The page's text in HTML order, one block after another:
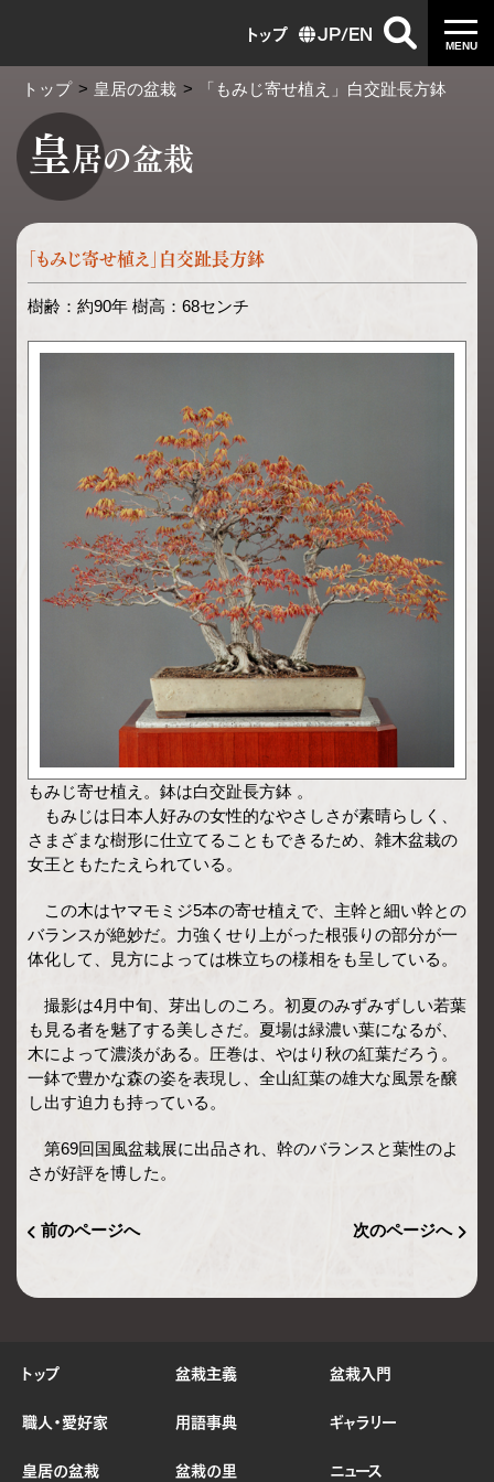
MENU
トップ JP/EN
トップ 皇居の盆栽 「もみじ寄せ植え」白交趾長方鉢
皇居の盆栽
「もみじ寄せ植え」白交趾長方鉢
樹齢：約90年 樹高：68センチ
もみじ寄せ植え。鉢は白交趾長方鉢 。
もみじは日本人好みの女性的なやさしさが素晴らしく、
さまざまな樹形に仕立てることもできるため、雑木盆栽の
女王ともたたえられている。
この木はヤマモミジ5本の寄せ植えで、主幹と細い幹との
バランスが絶妙だ。力強くせり上がった根張りの部分が一
体化して、見方によっては株立ちの様相をも呈している。
撮影は4月中旬、芽出しのころ。初夏のみずみずしい若葉
も見る者を魅了する美しさだ。夏場は緑濃い葉になるが、
木によって濃淡がある。圧巻は、やはり秋の紅葉だろう。
一鉢で豊かな森の姿を表現し、全山紅葉の雄大な風景を醸
し出す迫力も持っている。
第69回国風盆栽展に出品され、幹のバランスと葉性のよ
さが好評を博した。
前のページへ 次のページへ
トップ 盆栽主義
盆栽入門
職人・愛好家
用語事典
ギャラリー
皇居の盆栽
盆栽の里 ニュース